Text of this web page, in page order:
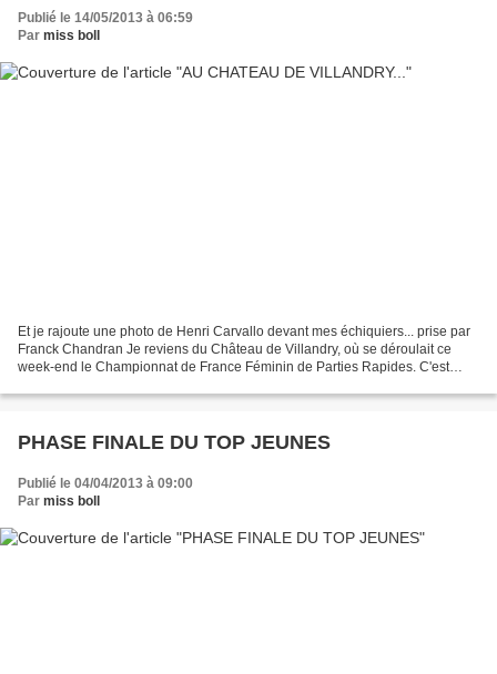
Publié le 14/05/2013 à 06:59
Par miss boll
Et je rajoute une photo de Henri Carvallo devant mes échiquiers... prise par
Franck Chandran Je reviens du Château de Villandry, où se déroulait ce
week-end le Championnat de France Féminin de Parties Rapides. C'est
PHASE FINALE DU TOP JEUNES
Publié le 04/04/2013 à 09:00
Par miss boll